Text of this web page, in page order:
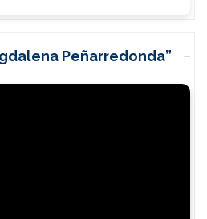
Peñarredonda”